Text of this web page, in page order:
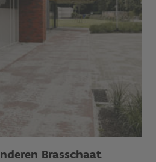
Brasschaat